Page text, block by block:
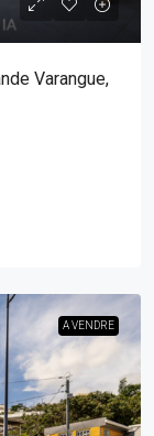
Varangue,
A VENDRE